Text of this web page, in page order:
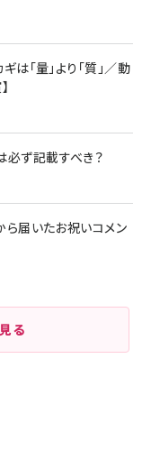
「量」より「質」／動
ず記載すべき？
届いたお祝いコメン
る